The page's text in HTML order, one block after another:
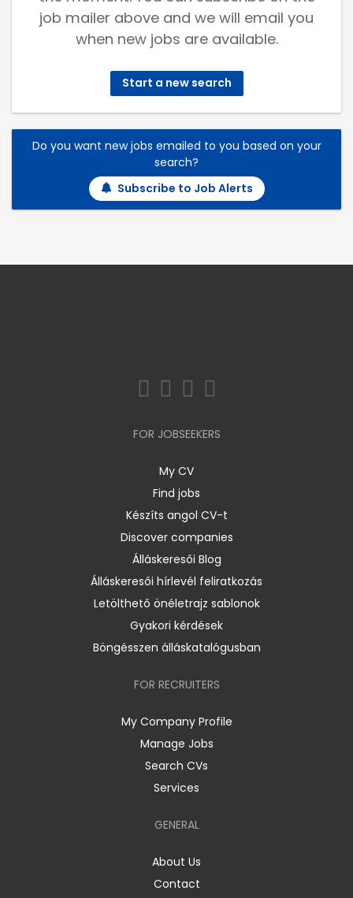
job mailer above and we will email you
when new jobs are available.
Start a new search
Do you want new jobs emailed to you based on your
search?
Subscribe to Job Alerts
FOR JOBSEEKERS
My CV
Find jobs
Készíts angol CV-t
Discover companies
Álláskeresői Blog
Álláskeresői hírlevél feliratkozás
Letölthető önéletrajz sablonok
Gyakori kérdések
Böngésszen álláskatalógusban
FOR RECRUITERS
My Company Profile
Manage Jobs
Search CVs
Services
GENERAL
About Us
Contact